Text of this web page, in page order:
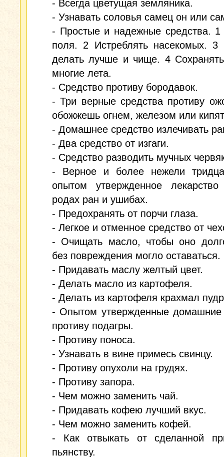
- Всегда цветущая земляника.
- Узнавать соловья самец он или
- Простые и надежные средства. 1
поля. 2 Истреблять насекомых. 3
делать лучше и чище. 4
многие лета.
- Средство противу бородавок.
- Три верные средства противу
обожжешь огнем, железом или
- Домашнее средство излечивать
- Два средство от изгаги.
- Средство разводить мучных
- Верное и более нежели
опытом утвержденное
родах ран и ушибах.
- Предохранять от порчи глаза.
- Легкое и отменное средство от
- Очищать масло, чтобы оно
без повреждения могло оставаться.
- Придавать маслу желтый цвет.
- Делать масло из картофеля.
- Делать из картофеля крахмал
- Опытом утвержденные домашние
противу подагры.
- Противу поноса.
- Узнавать в вине примесь свинцу.
- Противу опухоли на грудях.
- Противу запора.
- Чем можно заменить чай.
- Придавать кофею лучший вкус.
- Чем можно заменить кофей.
- Как отвыкать от сделанной
пьянству.